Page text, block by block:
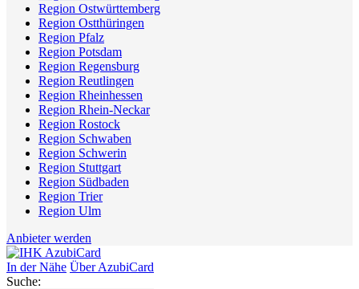
Region Ostwürttemberg
Region Ostthüringen
Region Pfalz
Region Potsdam
Region Regensburg
Region Reutlingen
Region Rheinhessen
Region Rhein-Neckar
Region Rostock
Region Schwaben
Region Schwerin
Region Stuttgart
Region Südbaden
Region Trier
Region Ulm
Anbieter werden
In der Nähe Über AzubiCard
Suche: